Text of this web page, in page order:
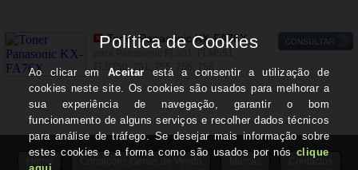
Toner Panasonic KX-FA76X
FLB750, 751, 755, 756, 758
Home Marcas Contactos